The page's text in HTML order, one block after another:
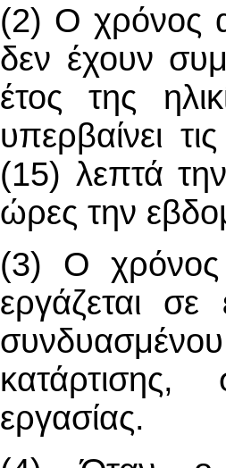
(2) Ο χρόνος
δεν έχουν
έτος της
υπερβαίνει
(15) λεπτά
ώρες την
(3) Ο χρόνος
εργάζεται σε
κατάρτισης,
εργασίας.